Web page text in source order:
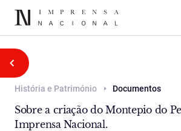
História e Património Documentos
Sobre a criação do Montepio do
Imprensa Nacional.